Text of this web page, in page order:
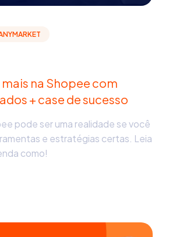
na Shopee com
+ case de sucesso
pode ser uma realidade se você
e estratégias certas. Leia
como!